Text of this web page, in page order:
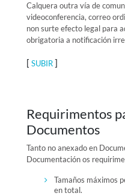
Calquera outra vía de
videoconferencia, correo
non surte efecto legal para
obrigatoria a notificación
[ SUBIR]
Requirimentos
Documentos
Tanto no anexado en
Documentación os
Tamaños máximos
en total.